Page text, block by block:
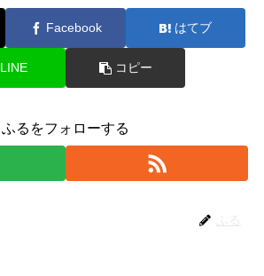
Facebook はてブ
LINE コピー
ふるをフォローする